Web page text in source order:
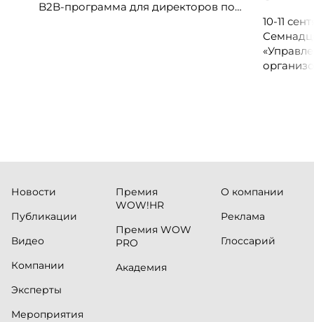
B2B-программа для директоров по
10-11
Новости
Публикации
Видео
Компании
Эксперты
Мероприятия
Премия
WOW!HR
Премия WOW
PRO
Академия
О компании
Реклама
Глоссарий